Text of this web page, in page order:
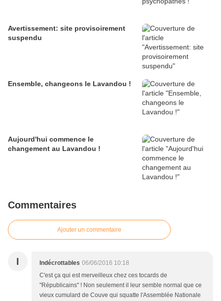
Avertissement: site provisoirement
suspendu
Ensemble, changeons le Lavandou !
Aujourd'hui commence le
changement au Lavandou !
Commentaires
Ajouter un commentaire
I Indécrottables 06/06/2016 10:18
C'est ça qui est merveilleux chez ces tocards de
"Républicains" ! Non seulement il leur semble normal que ce
vieux cumulard de Couve qui squatte l'Assemblée Nationale